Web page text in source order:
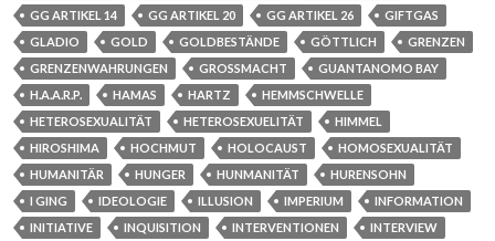
GG ARTIKEL 14
GG ARTIKEL 20 GG ARTIKEL 26
GIFTGAS
GLADIO
GOLD GOLDBESTÄNDE GÖTTLICH
GRENZEN
GRENZENWAHRUNGEN
GROSSMACHT
GUANTANOMO BAY
H.A.A.R.P.
HAMAS HARTZ
HEMMSCHWELLE
HETEROSEXUALITÄT
HETEROSEXUELITÄT
HIMMEL
HIROSHIMA
HOCHMUT HOLOCAUST
HOMOSEXUALITÄT
HUMANITÄR
HUNGER HUNMANITÄT
HURENSOHN
I GING
IDEOLOGIE ILLUSION IMPERIUM
INFORMATION
INITIATIVE
INQUISITION INTERVENTIONEN
INTERVIEW